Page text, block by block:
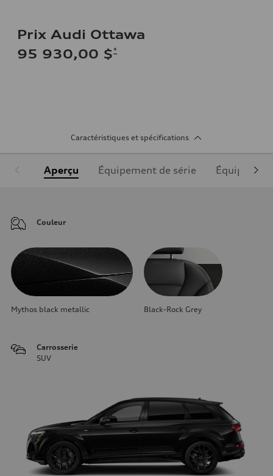
Prix Audi Ottawa
95 930,00 $*
Caractéristiques et spécifications
Aperçu Équipement de série
Couleur
Mythos black metallic Black-Rock Grey
Carrosserie
SUV